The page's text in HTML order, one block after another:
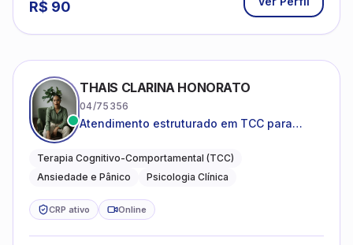
R$ 90
THAIS CLARINA HONORATO
04/75356
Atendimento estruturado em TCC para
excessiva
Terapia Cognitivo-Comportamental (TCC)
Ansiedade e Pânico
Psicologia Clínica
CRP ativo Online